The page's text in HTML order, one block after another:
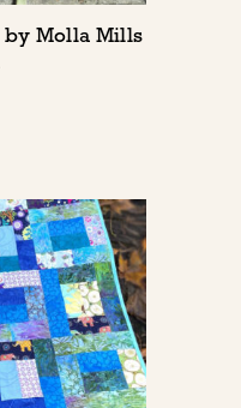
Molla Mills